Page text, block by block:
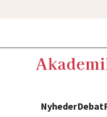
NyhederDebat